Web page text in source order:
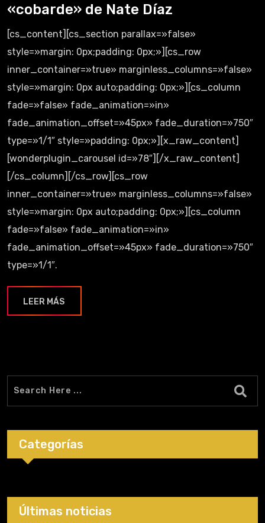
«cobarde» de Nate Díaz
[cs_content][cs_section parallax=»false»
style=»margin: 0px;padding: 0px;»][cs_row
inner_container=»true» marginless_columns=»false»
style=»margin: 0px auto;padding: 0px;»][cs_column
fade=»false» fade_animation=»in»
fade_animation_offset=»45px» fade_duration=»750″
type=»1/1″ style=»padding: 0px;»][x_raw_content]
[wonderplugin_carousel id=»78″][/x_raw_content]
[/cs_column][/cs_row][cs_row
inner_container=»true» marginless_columns=»false»
style=»margin: 0px auto;padding: 0px;»][cs_column
fade=»false» fade_animation=»in»
fade_animation_offset=»45px» fade_duration=»750″
type=»1/1″.
LEER MÁS
Categorías
Últimas noticias